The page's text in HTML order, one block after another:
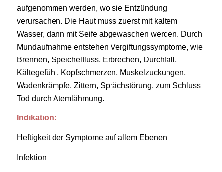
aufgenommen werden, wo sie Entzündung
verursachen. Die Haut muss zuerst mit kaltem
Wasser, dann mit Seife abgewaschen werden. Durch
Mundaufnahme entstehen Vergiftungssymptome, wie
Brennen, Speichelfluss, Erbrechen, Durchfall,
Kältegefühl, Kopfschmerzen, Muskelzuckungen,
Wadenkrämpfe, Zittern, Sprächstörung, zum Schluss
Tod durch Atemlähmung.
Indikation:
Heftigkeit der Symptome auf allem Ebenen
Infektion